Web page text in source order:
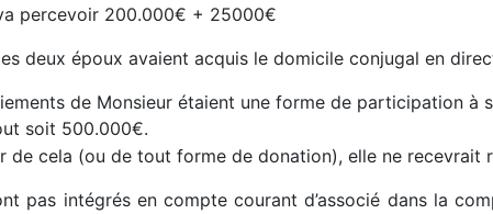
percevoir 200.000€ + 25000€
deux époux avaient acquis le domicile conjugal en
de Monsieur étaient une forme de participation à
soit 500.000€.
de cela (ou de tout forme de donation), elle ne recevrait
pas intégrés en compte courant d’associé dans la